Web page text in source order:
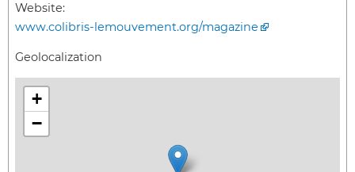
Website:
www.colibris-lemouvement.org/magazine
Geolocalization
+
−